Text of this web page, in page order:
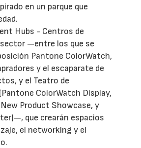
en un parque que
Hubs - Centros de
—entre los que se
Pantone ColorWatch,
y el escaparate de
y el Teatro de
ColorWatch Display,
Product Showcase, y
que crearán espacios
el networking y el